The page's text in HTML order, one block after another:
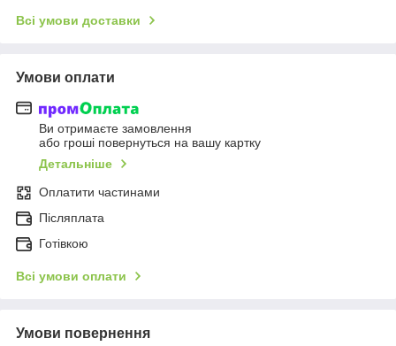
Всі умови доставки
Умови оплати
Ви отримаєте замовлення
або гроші повернуться на вашу картку
Детальніше
Оплатити частинами
Післяплата
Готівкою
Всі умови оплати
Умови повернення